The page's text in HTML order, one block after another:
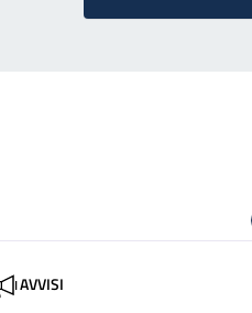
AVVISI